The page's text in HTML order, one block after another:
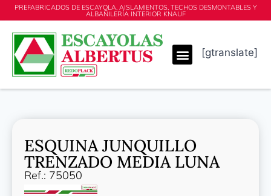
PREFABRICADOS DE ESCAYOLA, AISLAMIENTOS, TECHOS DESMONTABLES Y
ALBAÑILERÍA INTERIOR KNAUF
[gtranslate]
ESQUINA JUNQUILLO
TRENZADO MEDIA LUNA
Ref.: 75050